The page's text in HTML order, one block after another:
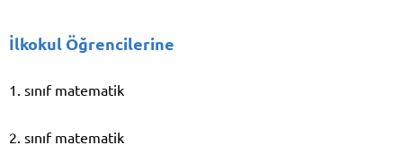
İlkokul Öğrencilerine
1. sınıf matematik
2. sınıf matematik